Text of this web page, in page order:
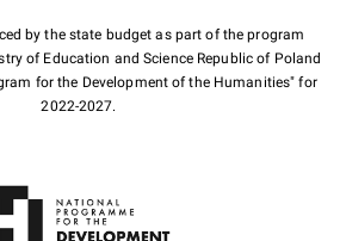
by the state budget as part of the program
of Education and Science Republic of Poland
for the Development of the Humanities" for
2022-2027.